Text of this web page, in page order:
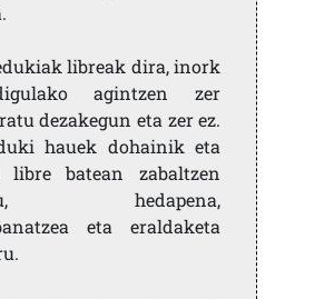
libreak dira, inork
agintzen zer
dezakegun eta zer ez.
hauek dohainik eta
libre batean zabaltzen
hedapena,
eta eraldaketa